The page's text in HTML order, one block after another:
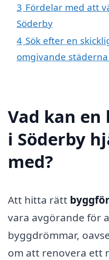
3 Fördelar med att
Söderby
4 Sök efter en
omgivande
Vad kan
i Söderby
med?
Att hitta rätt
vara avgörande för
byggdrömmar,
om att renovera ett